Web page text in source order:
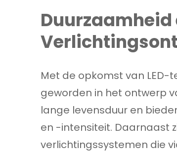
Met de opkomst van
geworden in het ontwerp
lange levensduur en
en -intensiteit. Daarnaast
verlichtingssystemen die